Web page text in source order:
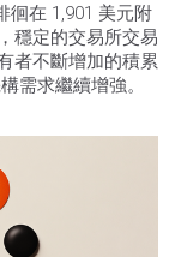
徊在 1,901 美元附
穩定的交易所交易
者不斷增加的積累
需求繼續增強。